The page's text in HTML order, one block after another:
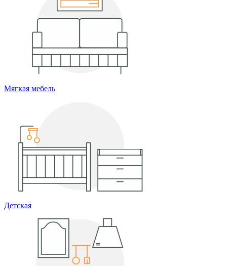
Мягкая мебель
Детская